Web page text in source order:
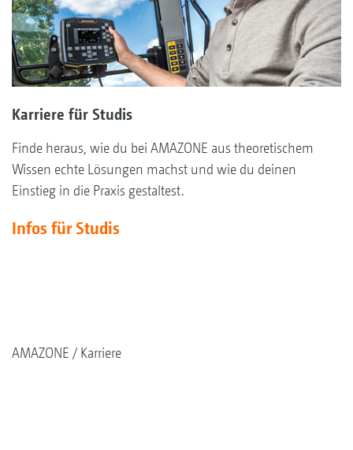
Karriere für Studis
Finde heraus, wie du bei AMAZONE aus theoretischem
Wissen echte Lösungen machst und wie du deinen
Einstieg in die Praxis gestaltest.
Infos für Studis
AMAZONE Karriere